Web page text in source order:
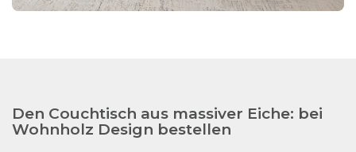
Den Couchtisch aus massiver Eiche: bei
Wohnholz Design bestellen